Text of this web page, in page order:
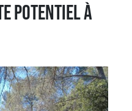
potentiel à